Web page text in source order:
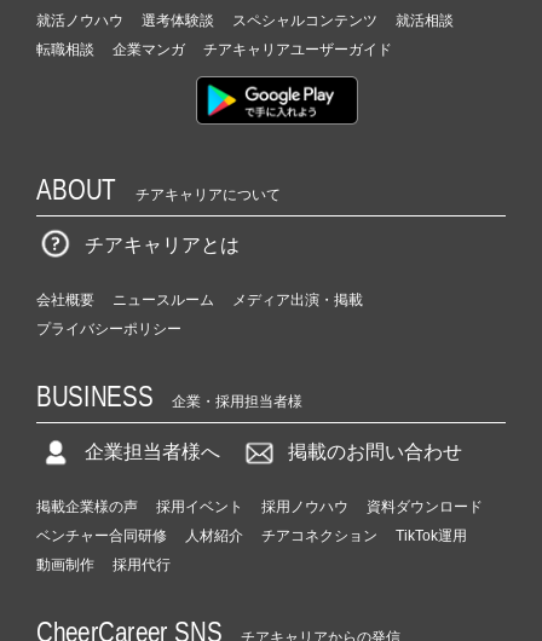
就活ノウハウ 選考体験談 スペシャルコンテンツ
就活相談
転職相談
企業マンガ チアキャリアユーザーガイド
ABOUT チアキャリアについて
チアキャリアとは
会社概要 ニュースルーム
メディア出演・掲載
プライバシーポリシー
BUSINESS 企業・採用担当者様
企業担当者様へ 掲載のお問い合わせ
掲載企業様の声 採用イベント 採用ノウハウ
資料ダウンロード
ベンチャー合同研修
人材紹介 チアコネクション
TikTok運用
動画制作
採用代行
CheerCareer SNS チアキャリアからの発信